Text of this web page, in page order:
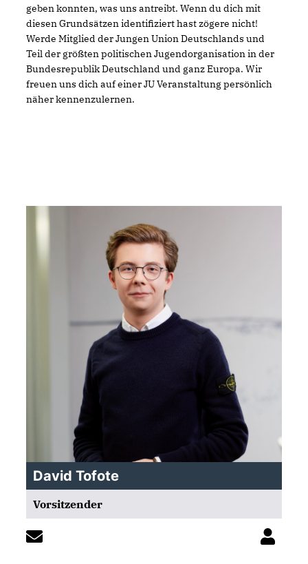
geben konnten, was uns antreibt. Wenn du dich mit
diesen Grundsätzen identifiziert hast zögere nicht!
Werde Mitglied der Jungen Union Deutschlands und
Teil der größten politischen Jugendorganisation in der
Bundesrepublik Deutschland und ganz Europa. Wir
freuen uns dich auf einer JU Veranstaltung persönlich
näher kennenzulernen.
David Tofote
Vorsitzender